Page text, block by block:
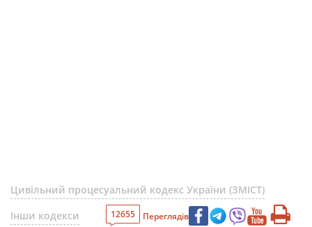
Цивільний процесуальний кодекс України (ЗМІСТ)
Інши кодекси
12655 Переглядів